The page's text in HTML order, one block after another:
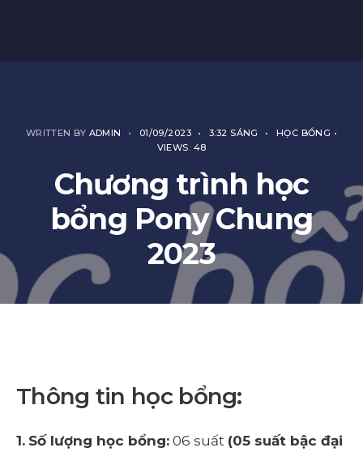
WRITTEN BY ADMIN • 01/09/2023 • 3:32 SÁNG • HỌC BỔNG •
VIEWS: 48
Chương trình học
bổng Pony Chung
2023
Thông tin học bổng:
1. Số lượng học bổng: 06 suất (05 suất bậc đại